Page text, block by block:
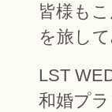
皆様も
を旅し
LST
和婚プ